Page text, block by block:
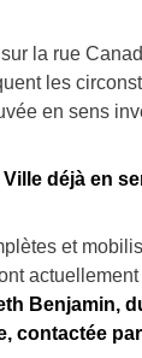
la rue
les
en sens
déjà en
et
Benjamin,
contactée